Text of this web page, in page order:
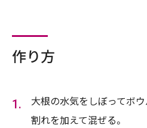
作り方
大根の水気をしぼってボウ
割れを加えて混ぜる。